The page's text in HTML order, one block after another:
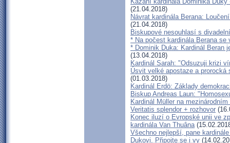
(21.04.2018)
Návrat kardinála Berana:
(21.04.2018)
Biskupové nesouhlasí s
* Na počest kardinála Berana
* Dominik Duka: Kardinál Beran
(13.04.2018)
Kardinál Sarah: "Odsuzuji krizi
Úsvit velké apostaze a prorocká
(01.03.2018)
Kardinál Erdö: Základy
Biskup Andreas Laun:
Kardinál Müller na
Veritatis splendor + rozhovor
Konec iluzí o Evropské unii ve
kardinála Van Thuâna
Všechno nejlepší, pane
Dukovi. Připojte se i vy